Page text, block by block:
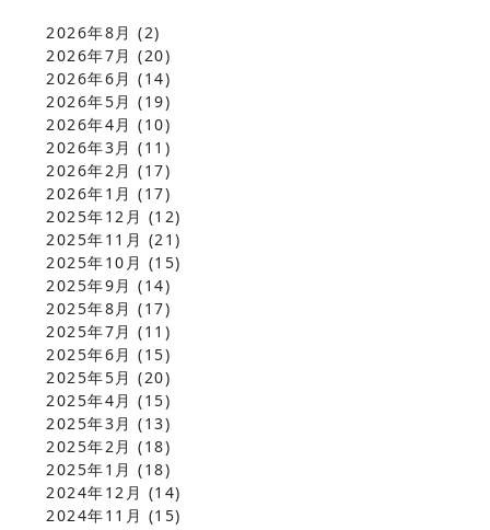
2026年8月 (2)
2026年7月 (20)
2026年6月 (14)
2026年5月 (19)
2026年4月 (10)
2026年3月 (11)
2026年2月 (17)
2026年1月 (17)
2025年12月 (12)
2025年11月 (21)
2025年10月 (15)
2025年9月 (14)
2025年8月 (17)
2025年7月 (11)
2025年6月 (15)
2025年5月 (20)
2025年4月 (15)
2025年3月 (13)
2025年2月 (18)
2025年1月 (18)
2024年12月 (14)
2024年11月 (15)